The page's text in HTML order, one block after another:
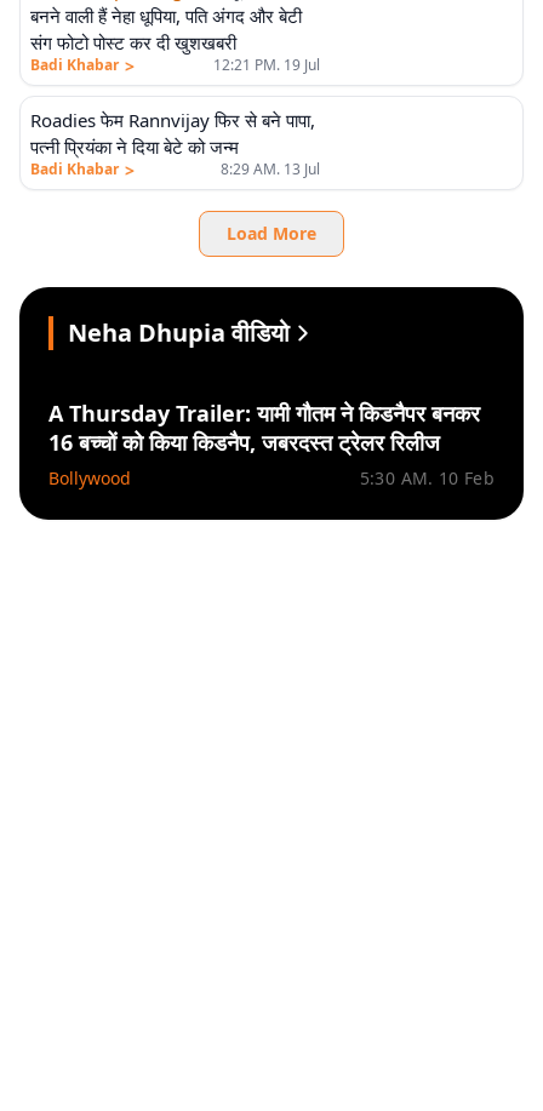
बनने वाली हैं नेहा धूपिया, पति अंगद और बेटी
संग फोटो पोस्ट कर दी खुशखबरी
Badi Khabar > 12:21 PM. 19 Jul
Roadies फेम Rannvijay फिर से बने पापा,
पत्नी प्रियंका ने दिया बेटे को जन्म
Badi Khabar > 8:29 AM. 13 Jul
Load More
Neha Dhupia वीडियो
A Thursday Trailer: यामी गौतम ने किडनैपर बनकर
16 बच्चों को किया किडनैप, जबरदस्त ट्रेलर रिलीज
Bollywood 5:30 AM. 10 Feb